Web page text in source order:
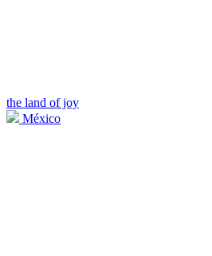
the land of joy
México